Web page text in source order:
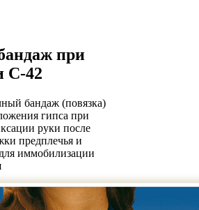
при
C-42
бандаж (повязка)
гипса при
руки после
предплечья и
иммобилизации